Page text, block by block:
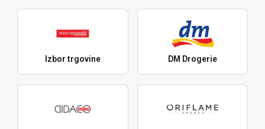
Izbor trgovine DM Drogerie